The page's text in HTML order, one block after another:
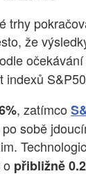
trhy
že
indexů
, zatímco
sobě
přibližně